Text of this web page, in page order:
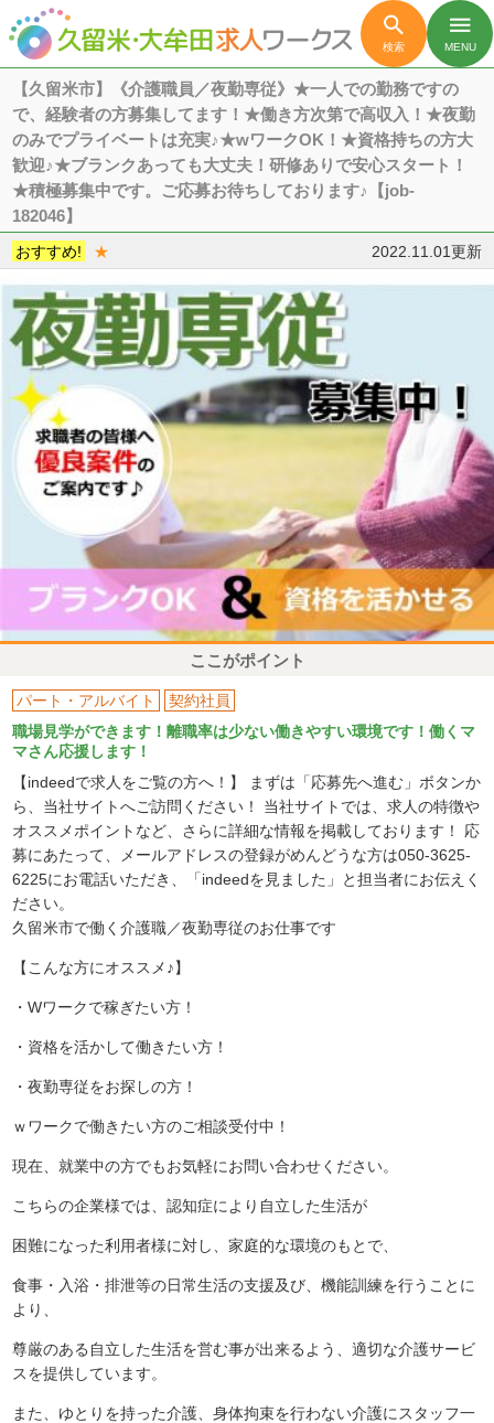

検索
menu
MENU
【久留米市】《介護職員／夜勤専従》★一人での勤務ですの
で、経験者の方募集してます！★働き方次第で高収入！★夜勤
のみでプライベートは充実♪★wワークOK！★資格持ちの方大
歓迎♪★ブランクあっても大丈夫！研修ありで安心スタート！
★積極募集中です。ご応募お待ちしております♪【job-
182046】
おすすめ! ★ 2022.11.01更新
ここがポイント
パート・アルバイト
契約社員
職場見学ができます！離職率は少ない働きやすい環境です！働くマ
マさん応援します！
【indeedで求人をご覧の方へ！】 まずは「応募先へ進む」ボタンか
ら、当社サイトへご訪問ください！ 当社サイトでは、求人の特徴や
オススメポイントなど、さらに詳細な情報を掲載しております！ 応
募にあたって、メールアドレスの登録がめんどうな方は050-3625-
6225にお電話いただき、「indeedを見ました」と担当者にお伝えく
ださい。
久留米市で働く介護職／夜勤専従のお仕事です
【こんな方にオススメ♪】
・Wワークで稼ぎたい方！
・資格を活かして働きたい方！
・夜勤専従をお探しの方！
ｗワークで働きたい方のご相談受付中！
現在、就業中の方でもお気軽にお問い合わせください。
こちらの企業様では、認知症により自立した生活が
困難になった利用者様に対し、家庭的な環境のもとで、
食事・入浴・排泄等の日常生活の支援及び、機能訓練を行うことに
より、
尊厳のある自立した生活を営む事が出来るよう、適切な介護サービ
スを提供しています。
また、ゆとりを持った介護、身体拘束を行わない介護にスタッフ一